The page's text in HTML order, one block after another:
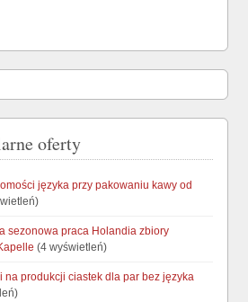
oferty
języka przy pakowaniu kawy od
sezonowa praca Holandia zbiory
(4 wyświetleń)
na produkcji ciastek dla par bez języka